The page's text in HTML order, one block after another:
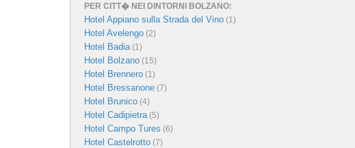
PER CITT� NEI DINTORNI BOLZANO:
Hotel Appiano sulla Strada del Vino (1)
Hotel Avelengo (2)
Hotel Badia(1)
Hotel Bolzano (15)
Hotel Brennero (1)
Hotel Bressanone (7)
Hotel Brunico (4)
Hotel Cadipietra(5)
Hotel Campo Tures (6)
Hotel Castelrotto (7)